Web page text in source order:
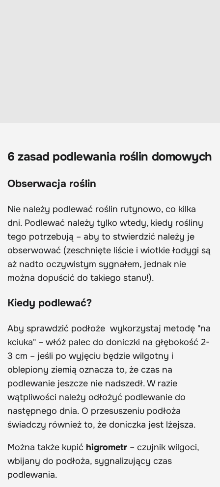
6 zasad podlewania roślin domowych
Obserwacja roślin
Nie należy podlewać roślin rutynowo, co kilka
dni. Podlewać należy tylko wtedy, kiedy rośliny
tego potrzebują – aby to stwierdzić należy je
obserwować (zeschnięte liście i wiotkie łodygi są
aż nadto oczywistym sygnałem, jednak nie
można dopuścić do takiego stanu!).
Kiedy podlewać?
Aby sprawdzić podłoże wykorzystaj metodę "na
kciuka" – włóż palec do doniczki na głębokość 2-
3 cm – jeśli po wyjęciu będzie wilgotny i
oblepiony ziemią oznacza to, że czas na
podlewanie jeszcze nie nadszedł. W razie
wątpliwości należy odłożyć podlewanie do
następnego dnia. O przesuszeniu podłoża
świadczy również to, że doniczka jest lżejsza.
Można także kupić higrometr – czujnik wilgoci,
wbijany do podłoża, sygnalizujący czas
podlewania.